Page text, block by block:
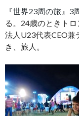
『世界23周の旅』3
る。24歳のときト
法人U23代表CEO
き、旅人。